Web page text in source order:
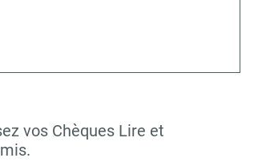
vos Chèques Lire et